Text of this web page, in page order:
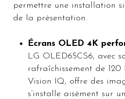
permettre une installation
de la présentation.
Écrans OLED 4K
LG OLED65CS6, avec
rafraîchissement de
Vision IQ, offre des
s’installe aisément sur